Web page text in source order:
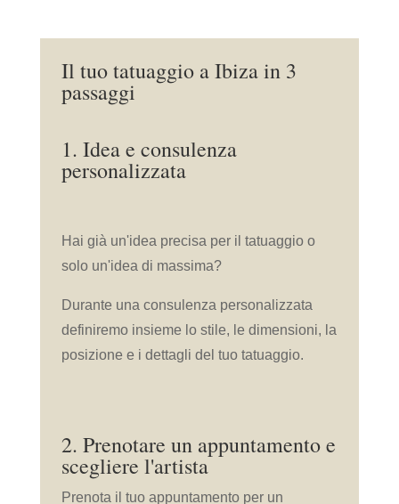
Il tuo tatuaggio a Ibiza in 3
passaggi
1. Idea e consulenza
personalizzata
Hai già un'idea precisa per il tatuaggio o
solo un'idea di massima?
Durante una consulenza personalizzata
definiremo insieme lo stile, le dimensioni, la
posizione e i dettagli del tuo tatuaggio.
2. Prenotare un appuntamento e
scegliere l'artista
Prenota il tuo appuntamento per un